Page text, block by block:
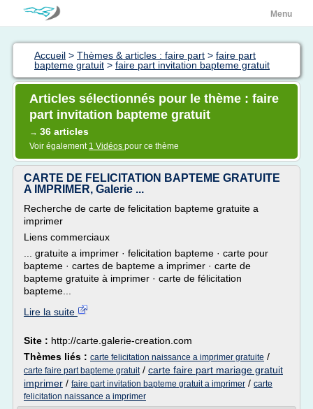
Menu
Accueil > Thèmes & articles : faire part > faire part
bapteme gratuit > faire part invitation bapteme gratuit
Articles sélectionnés pour le thème : faire
part invitation bapteme gratuit
→ 36 articles
Voir également 1 Vidéos pour ce thème
CARTE DE FELICITATION BAPTEME GRATUITE
A IMPRIMER, Galerie ...
Recherche de carte de felicitation bapteme gratuite a
imprimer
Liens commerciaux
... gratuite a imprimer · felicitation bapteme · carte pour
bapteme · cartes de bapteme a imprimer · carte de
bapteme gratuite à imprimer · carte de félicitation
bapteme...
Lire la suite
Site : http://carte.galerie-creation.com
Thèmes liés : carte felicitation naissance a imprimer gratuite /
carte faire part bapteme gratuit/ carte faire part mariage gratuit
imprimer / faire part invitation bapteme gratuit a imprimer / carte
felicitation naissance a imprimer